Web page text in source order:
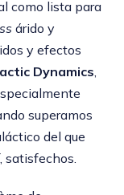
como lista para
árido y
y efectos
Dynamics
superamos
del que
satisfechos.